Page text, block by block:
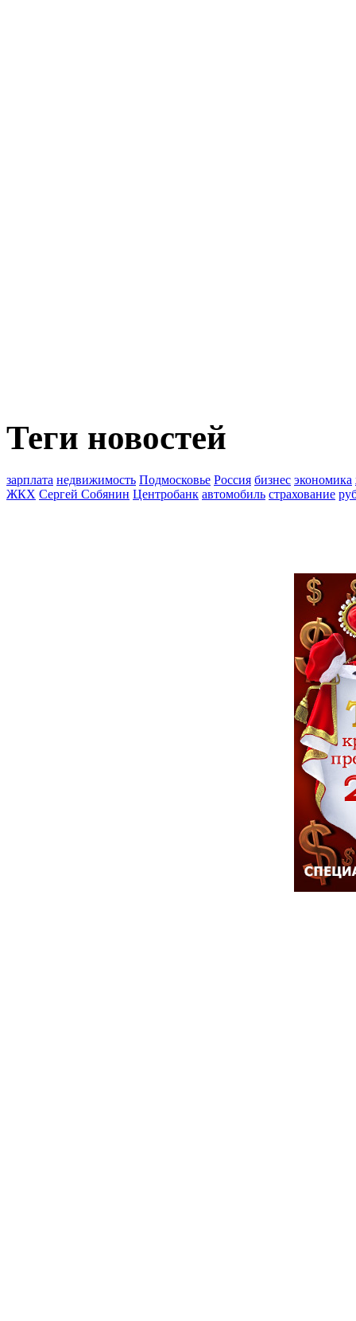
Теги новостей
зарплата недвижимость Подмосковье Россия бизнес экономика
ЖКХ Сергей Собянин Центробанк автомобиль страхование